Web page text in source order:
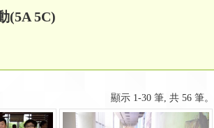
(5A 5C)
顯示 1-30 筆, 共 56 筆。